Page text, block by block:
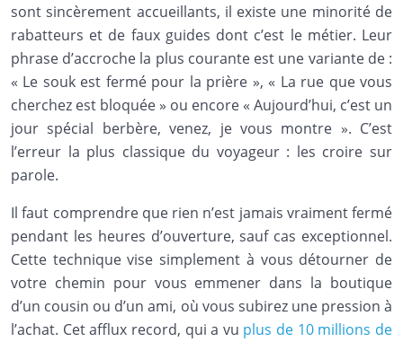
sont sincèrement accueillants, il existe une minorité de
rabatteurs et de faux guides dont c’est le métier. Leur
phrase d’accroche la plus courante est une variante de :
« Le souk est fermé pour la prière », « La rue que vous
cherchez est bloquée » ou encore « Aujourd’hui, c’est un
jour spécial berbère, venez, je vous montre ». C’est
l’erreur la plus classique du voyageur : les croire sur
parole.
Il faut comprendre que rien n’est jamais vraiment fermé
pendant les heures d’ouverture, sauf cas exceptionnel.
Cette technique vise simplement à vous détourner de
votre chemin pour vous emmener dans la boutique
d’un cousin ou d’un ami, où vous subirez une pression à
l’achat. Cet afflux record, qui a vu plus de 10 millions de